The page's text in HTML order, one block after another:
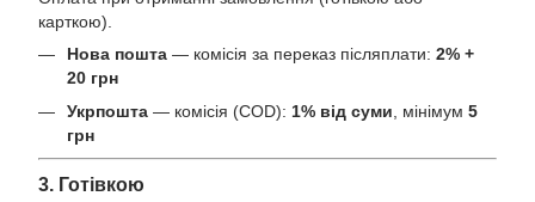
карткою).
Нова пошта — комісія за переказ післяплати: 2% +
20 грн
Укрпошта — комісія (COD): 1% від суми, мінімум 5
грн
3. Готівкою